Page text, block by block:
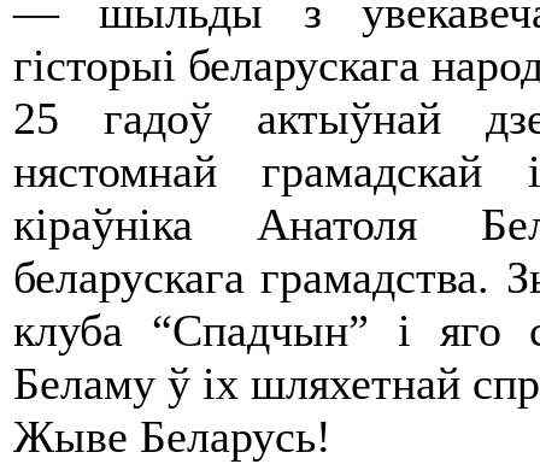
— шыльды з
гісторыі беларускага
25 гадоў актыўнай
нястомнай
кіраўніка Анатоля
беларускага
клуба “Спадчын” і яго
Беламу ў іх шляхетнай
Жыве Беларусь!